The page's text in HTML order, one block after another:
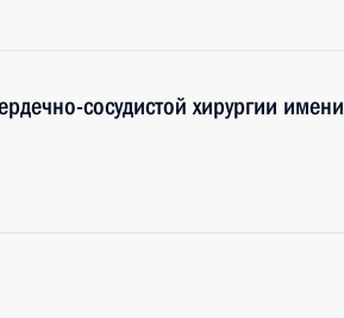
сосудистой хирургии имени